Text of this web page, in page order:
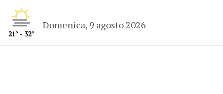
21° - 32°
Domenica, 9 agosto 2026